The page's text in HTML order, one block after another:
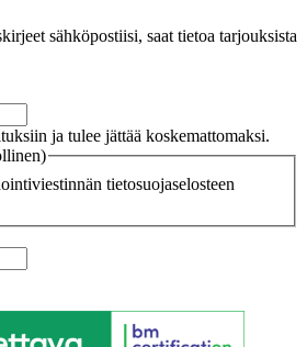
sähköpostiisi, saat tietoa tarjouksista
ja tulee jättää koskemattomaksi.
tietosuojaselosteen